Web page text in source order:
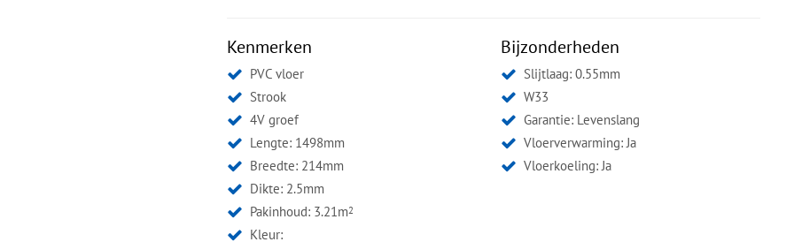
Kenmerken
PVC vloer
Strook
4V groef
Lengte: 1498mm
Breedte: 214mm
Dikte: 2.5mm
Pakinhoud: 3.21m2
Kleur:
Bijzonderheden
Slijtlaag: 0.55mm
W33
Garantie: Levenslang
Vloerverwarming: Ja
Vloerkoeling: Ja